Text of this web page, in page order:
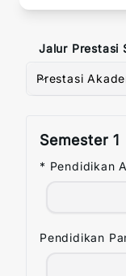
Jalur Prestasi
Prestasi
Semester1
* Pendidikan
Pendidikan